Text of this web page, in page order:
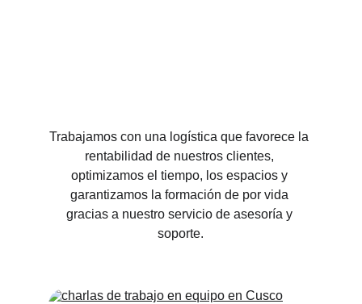
Trabajamos con una logística que favorece la
rentabilidad de nuestros clientes,
optimizamos el tiempo, los espacios y
garantizamos la formación de por vida
gracias a nuestro servicio de asesoría y
soporte.